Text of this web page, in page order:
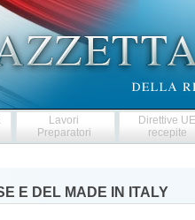
Lavori
Preparatori
Direttive
recepite
E DEL MADE IN ITALY